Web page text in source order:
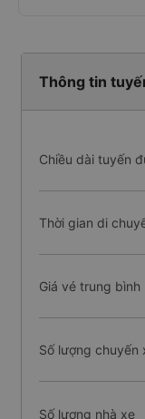
Thông tin
Chiều dài tuyến
Thời gian di
Giá vé trung bình
Số lượng chuyến
Số lượng nhà xe